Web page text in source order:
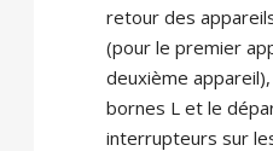
retour des
(pour le premier
deuxième
bornes L et le
interrupteurs sur